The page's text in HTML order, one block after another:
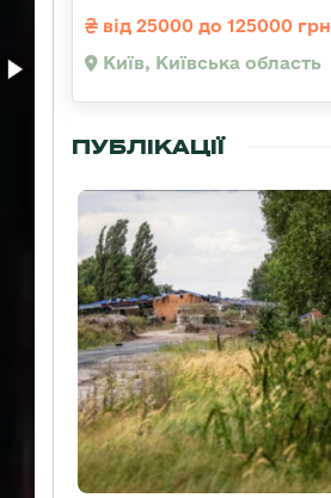
від 25000 до 125000 грн
Київ, Київська область
ПУБЛІКАЦІЇ